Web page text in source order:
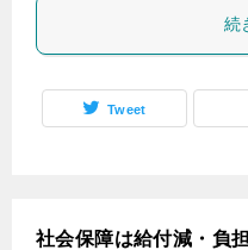
続
Tweet
社会保障は給付減・負